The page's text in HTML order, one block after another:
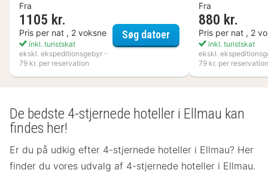
Fra
1105 kr.
Pris per nat , 2 voksne
inkl. turistskat
ekskl. ekspeditionsgebyr -
79 kr. per reservation
Søg datoerVANN
Fra
880 kr.
Pris per nat , 2
inkl. turistskat
ekskl.
79 kr. per reservation
De bedste 4-stjernede hoteller i Ellmau kan
findes her!
Er du på udkig efter 4-stjernede hoteller i Ellmau? Her
finder du vores udvalg af 4-stjernede hoteller i Ellmau.